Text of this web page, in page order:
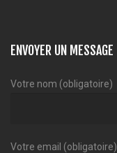
ENVOYER UN MESSAGE
Votre nom (obligatoire)
Votre email (obligatoire)